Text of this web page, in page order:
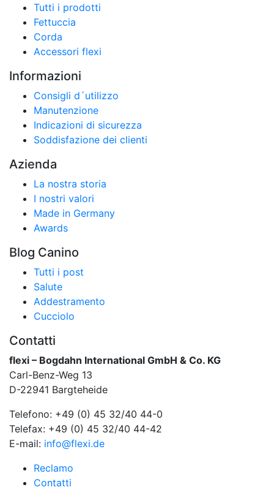
Tutti i prodotti
Fettuccia
Corda
Accessori flexi
Informazioni
Consigli d´utilizzo
Manutenzione
Indicazioni di sicurezza
Soddisfazione dei clienti
Azienda
La nostra storia
I nostri valori
Made in Germany
Awards
Blog Canino
Tutti i post
Salute
Addestramento
Cucciolo
Contatti
flexi – Bogdahn International GmbH & Co. KG
Carl-Benz-Weg 13
D-22941 Bargteheide
Telefono: +49 (0) 45 32/40 44-0
Telefax: +49 (0) 45 32/40 44-42
E-mail: info@flexi.de
Reclamo
Contatti